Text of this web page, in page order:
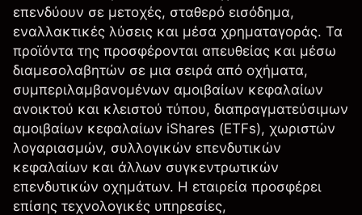
επενδύουν σε μετοχές, σταθερό εισόδημα,
εναλλακτικές λύσεις και μέσα χρηματαγοράς. Τα
προϊόντα της προσφέρονται απευθείας και μέσω
διαμεσολαβητών σε μια σειρά από οχήματα,
συμπεριλαμβανομένων αμοιβαίων κεφαλαίων
ανοικτού και κλειστού τύπου, διαπραγματεύσιμων
αμοιβαίων κεφαλαίων iShares (ETFs), χωριστών
λογαριασμών, συλλογικών επενδυτικών
κεφαλαίων και άλλων συγκεντρωτικών
επενδυτικών οχημάτων. Η εταιρεία προσφέρει
επίσης τεχνολογικές υπηρεσίες,